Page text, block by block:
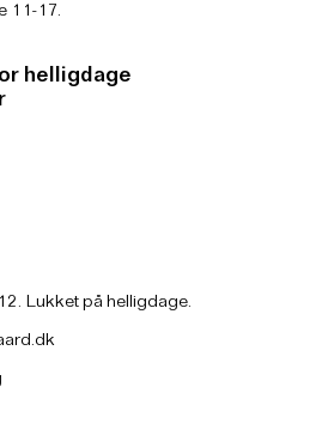
11-17.
helligdage
Lukket på helligdage.